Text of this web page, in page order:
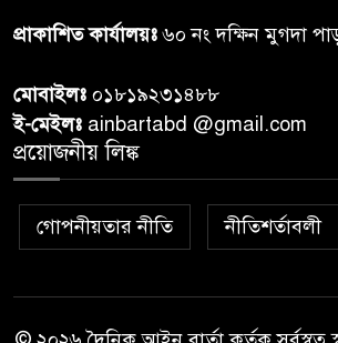
নেওয়ার পর
৯
১০
প্রাকাশিত কার্যালয়ঃ৬০ নং দক্ষিন মুগদা
মোবাইলঃ ০১৮১৯২৩১৪৮৮
ই-মেইলঃ ainbartabd @gmail.com
প্রয়োজনীয় লিঙ্ক
গোপনীয়তার নীতি নীতিশর্তাবলী